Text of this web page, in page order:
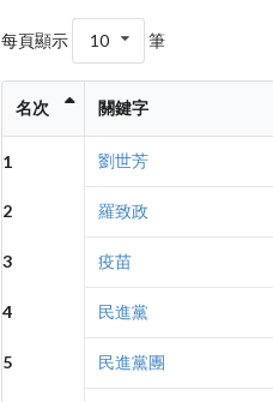
每頁顯示 10 筆
名次 關鍵字
1 劉世芳
2 羅致政
3 疫苗
4 民進黨
5 民進黨團